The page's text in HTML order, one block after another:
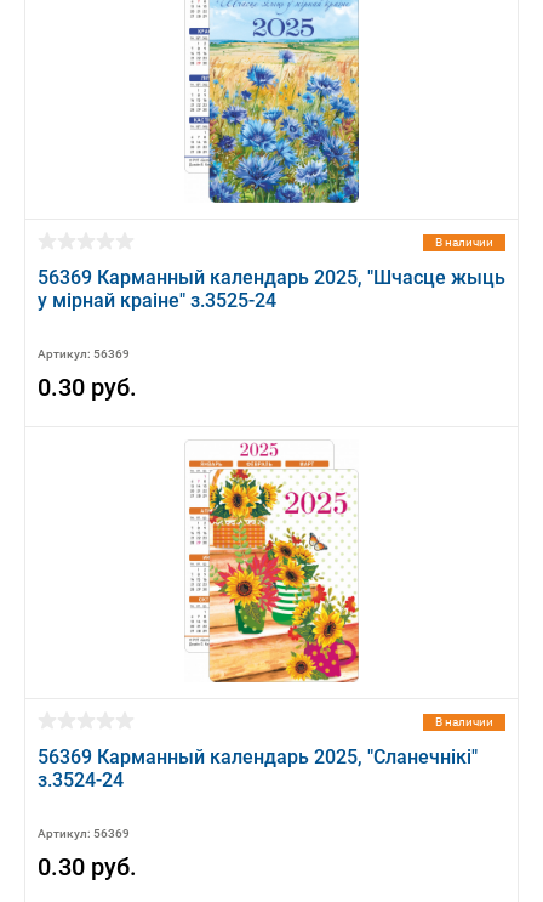
В наличии
56369 Карманный календарь 2025, "Шчасце жыць
у мiрнай краiне" з.3525-24
Артикул: 56369
0.30 руб.
В наличии
56369 Карманный календарь 2025, "Сланечнiкi"
з.3524-24
Артикул: 56369
0.30 руб.